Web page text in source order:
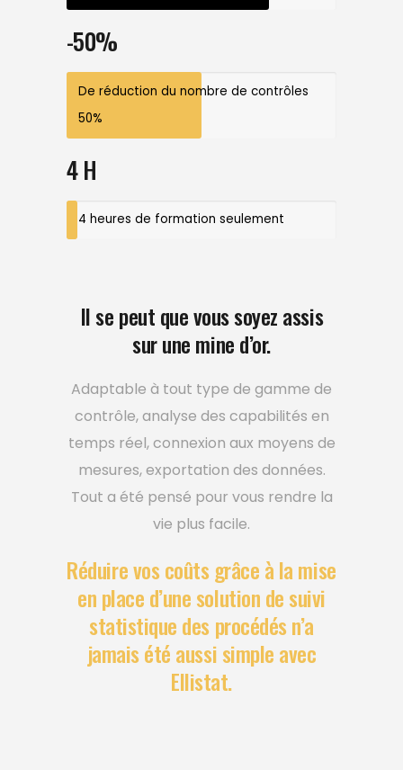
-50%
De réduction du nombre de contrôles
50%
4 H
4 heures de formation seulement
Il se peut que vous soyez assis
sur une mine d’or.
Adaptable à tout type de gamme de
contrôle, analyse des capabilités en
temps réel, connexion aux moyens de
mesures, exportation des données.
Tout a été pensé pour vous rendre la
vie plus facile.
Réduire vos coûts grâce à la mise
en place d’une solution de suivi
statistique des procédés n’a
jamais été aussi simple avec
Ellistat.